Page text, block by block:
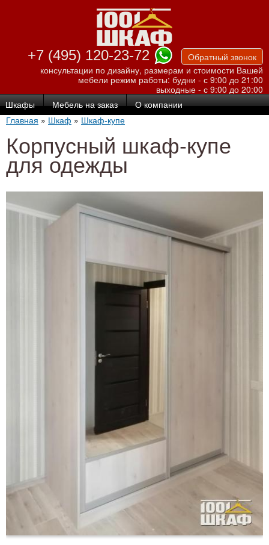
Перейти к
основному
содержанию
+7 (495) 120-23-72
Обратный звонок
консультации по дизайну, размерам и стоимости Вашей
мебели режим работы: будни - с 9:00 до 21:00
выходные - с 9:00 до 20:00
Шкафы Мебель на заказ О компании
Главная » Шкаф » Шкаф-купе
Корпусный шкаф-купе
для одежды